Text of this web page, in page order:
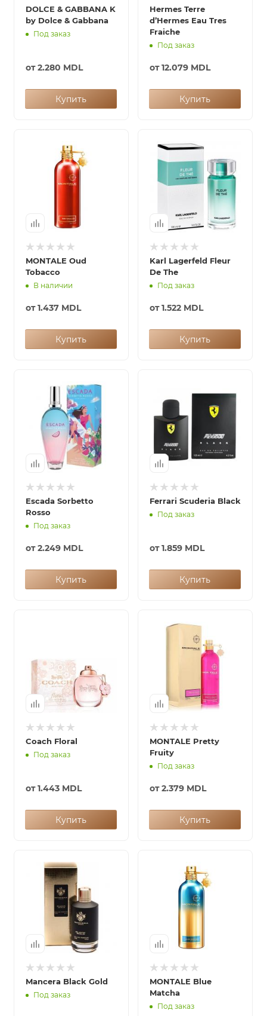
DOLCE & GABBANA K
by Dolce & Gabbana
Под заказ
от2.280 MDL
Купить
Hermes Terre
d’Hermes Eau Tres
Fraiche
Под заказ
от12.079 MDL
Купить
MONTALE Oud
Tobacco
В наличии
от1.437 MDL
Купить
Karl Lagerfeld Fleur
De The
Под заказ
от1.522 MDL
Купить
Escada Sorbetto
Rosso
Под заказ
от2.249 MDL
Купить
Ferrari Scuderia Black
Под заказ
от1.859 MDL
Купить
Coach Floral
Под заказ
от1.443 MDL
Купить
MONTALE Pretty
Fruity
Под заказ
от2.379 MDL
Купить
Mancera Black Gold
Под заказ
MONTALE Blue
Matcha
Под заказ